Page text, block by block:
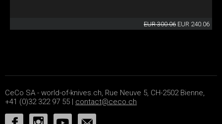
EUR 300.06 EUR 240.06
CeCo SA - world-of-knives.ch, Rue Neuve 5, CH-2502 Bienne,
+41 (0)32 322 97 55 | contact@ceco.ch